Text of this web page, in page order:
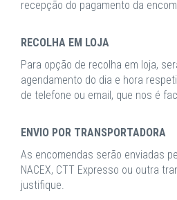
recepção do pagamento da
RECOLHA EM LOJA
Para opção de recolha em loja,
agendamento do dia e hora
de telefone ou email, que nos é
ENVIO POR TRANSPORTADORA
As encomendas serão enviadas
NACEX, CTT Expresso ou outra
justifique.